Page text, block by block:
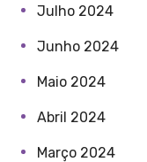
Julho 2024
Junho 2024
Maio 2024
Abril 2024
Março 2024